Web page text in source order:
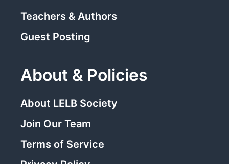
Teachers & Authors
Guest Posting
About & Policies
About LELB Society
Join Our Team
Terms of Service